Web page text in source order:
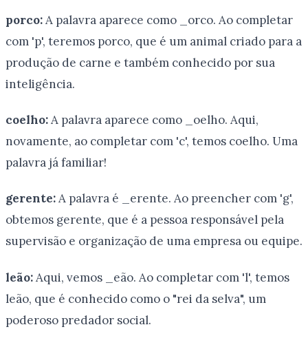
porco:A palavra aparece como _orco. Ao completar
com 'p', teremos porco, que é um animal criado para a
produção de carne e também conhecido por sua
inteligência.
coelho:A palavra aparece como _oelho. Aqui,
novamente, ao completar com 'c', temos coelho. Uma
palavra já familiar!
gerente:A palavra é _erente. Ao preencher com 'g',
obtemos gerente, que é a pessoa responsável pela
supervisão e organização de uma empresa ou equipe.
leão:Aqui, vemos _eão. Ao completar com 'l', temos
leão, que é conhecido como o "rei da selva", um
poderoso predador social.